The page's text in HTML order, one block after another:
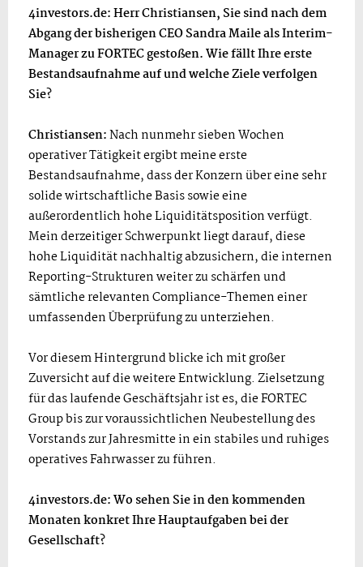
4investors.de: Herr Christiansen, Sie sind nach dem
Abgang der bisherigen CEO Sandra Maile als Interim-
Manager zu FORTEC gestoßen. Wie fällt Ihre erste
Bestandsaufnahme auf und welche Ziele verfolgen
Sie?
Christiansen:Nach nunmehr sieben Wochen
operativer Tätigkeit ergibt meine erste
Bestandsaufnahme, dass der Konzern über eine sehr
solide wirtschaftliche Basis sowie eine
außerordentlich hohe Liquiditätsposition verfügt.
Mein derzeitiger Schwerpunkt liegt darauf, diese
hohe Liquidität nachhaltig abzusichern, die internen
Reporting-Strukturen weiter zu schärfen und
sämtliche relevanten Compliance-Themen einer
umfassenden Überprüfung zu unterziehen.
Vor diesem Hintergrund blicke ich mit großer
Zuversicht auf die weitere Entwicklung. Zielsetzung
für das laufende Geschäftsjahr ist es, die FORTEC
Group bis zur voraussichtlichen Neubestellung des
Vorstands zur Jahresmitte in ein stabiles und ruhiges
operatives Fahrwasser zu führen.
4investors.de: Wo sehen Sie in den kommenden
Monaten konkret Ihre Hauptaufgaben bei der
Gesellschaft?